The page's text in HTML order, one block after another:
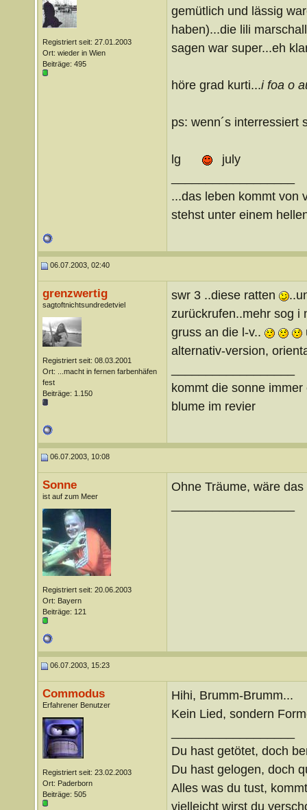
Registriert seit: 27.01.2003
Ort: wieder in Wien
Beiträge: 495
gemütlich und lässig
haben)...die lili
sagen war super...eh
höre grad kurti...i foa o
ps: wenn´s
lg
july
...das leben kommt von
stehst unter einem
06.07.2003, 02:40
grenzwertig
sagtoftnichtsundredetviel
Registriert seit: 08.03.2001
Ort: ...macht in fernen farbenhäfen
fest
Beiträge: 1.150
swr 3 ..diese ratten
zurückrufen..mehr sog i
gruss an die l-v..
alternativ-version,
kommt die sonne
blume im revier
06.07.2003, 10:08
Sonne
ist auf zum Meer
Registriert seit: 20.06.2003
Ort: Bayern
Beiträge: 121
Ohne Träume, wäre
06.07.2003, 15:23
Commodus
Erfahrener Benutzer
Registriert seit: 23.02.2003
Ort: Paderborn
Beiträge: 505
Hihi, Brumm-Brumm...
Kein Lied, sondern
Du hast getötet, doch
Du hast gelogen, doch
Alles was du tust,
vielleicht wirst du